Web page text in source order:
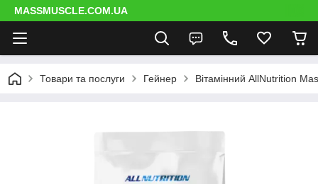
MASSMUSCLE.COM.UA
Товари та послуги Гейнер Вітамінний AllNutrition